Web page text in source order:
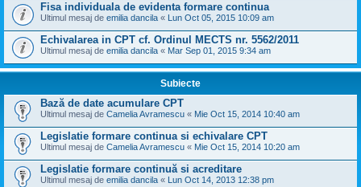
Fisa individuala de evidenta formare continua
Ultimul mesaj de emilia dancila « Lun Oct 05, 2015 10:09 am
Echivalarea in CPT cf. Ordinul MECTS nr. 5562/2011
Ultimul mesaj de emilia dancila « Mar Sep 01, 2015 9:34 am
Subiecte
Bază de date acumulare CPT
Ultimul mesaj de Camelia Avramescu « Mie Oct 15, 2014 10:40 am
Legislatie formare continua si echivalare CPT
Ultimul mesaj de Camelia Avramescu « Mie Oct 15, 2014 10:20 am
Legislatie formare continuă si acreditare
Ultimul mesaj de emilia dancila « Lun Oct 14, 2013 12:38 pm